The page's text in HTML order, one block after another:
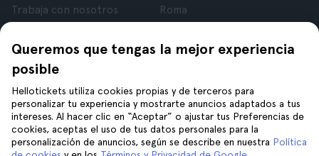
Queremos que tengas la mejor experiencia
posible
Hellotickets utiliza cookies propias y de terceros para
personalizar tu experiencia y mostrarte anuncios adaptados a tus
intereses. Al hacer clic en “Aceptar” o ajustar tus Preferencias de
cookies, aceptas el uso de tus datos personales para la
personalización de anuncios, según se describe en nuestra Política
Trabaja con nosotros
Opiniones
Privacidad
Términos y Condiciones
Aviso Legal
Cookies
Roma
Londres
Granada
Tenerife
Ayuda Síguenos en